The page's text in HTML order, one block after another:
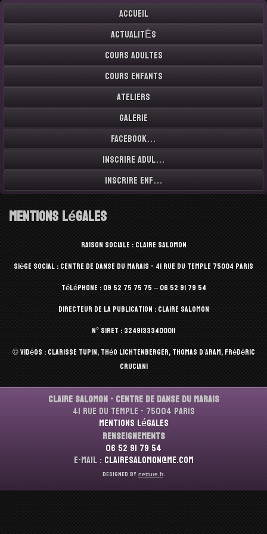
Accueil
ACTUALITÉS
Cours adultes
Cours enfants
Ateliers
Galerie
Facebook…
Inscrire Adul…
Inscrire Enf…
Mentions légales
Raison sociale : Claire Salomon
Siège social : Centre de Danse du Marais - 41 rue du Temple 75004 Paris
Téléphone : 09 52 75 75 75 – 06 52 91 79 54
Directeur de la publication : Claire Salomon
N° Siret : 32491333400011
© vidéos : Clarisse Tupin, Théo Lichtenberger, Thomas d’Aram, Frédéric
Cruciani
Claire Salomon - Centre de Danse du Marais
41 rue du Temple - 75004 Paris
Mentions légales
Renseignements
06 52 91 79 54
E-mail : clairesalomon@me.com
Designed bynetture.fr.